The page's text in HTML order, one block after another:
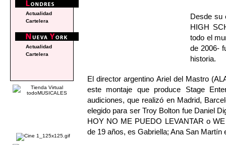
Desde su
HIGH
todo el
de 2006-
historia.
El director argentino Ariel del Mastro
este montaje que produce Stage
audiciones, que realizó en Madrid,
elegido para ser Troy Bolton fue Daniel
HOY NO ME PUEDO LEVANTAR o
de 19 años, es Gabriella; Ana San
Actualidad
Cartelera
Actualidad
Cartelera